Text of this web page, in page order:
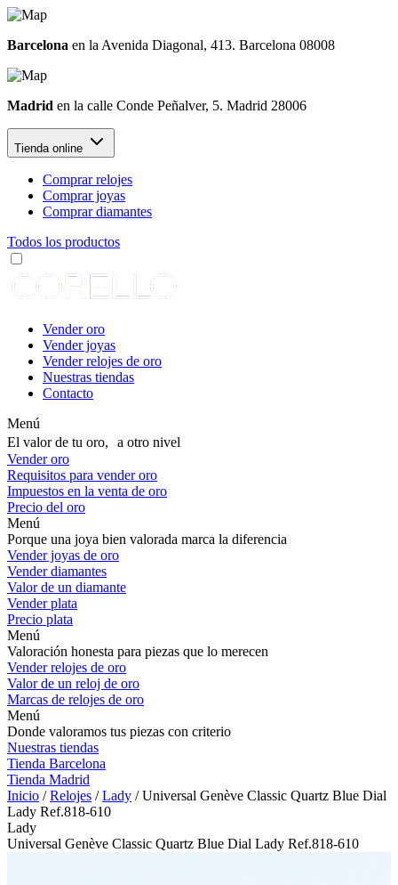
Barcelona en la Avenida Diagonal, 413. Barcelona 08008
Madrid en la calle Conde Peñalver, 5. Madrid 28006
Tienda online
Comprar relojes
Comprar joyas
Comprar diamantes
Todos los productos
Vender oro
Vender joyas
Vender relojes de oro
Nuestras tiendas
Contacto
Menú
El valor de tu oro, a otro nivel
Vender oro
Requisitos para vender oro
Impuestos en la venta de oro
Precio del oro
Menú
Porque una joya bien valorada marca la diferencia
Vender joyas de oro
Vender diamantes
Valor de un diamante
Vender plata
Precio plata
Menú
Valoración honesta para piezas que lo merecen
Vender relojes de oro
Valor de un reloj de oro
Marcas de relojes de oro
Menú
Donde valoramos tus piezas con criterio
Nuestras tiendas
Tienda Barcelona
Tienda Madrid
Inicio /Relojes /Lady / Universal Genève Classic Quartz Blue Dial
Lady Ref.818-610
Lady
Universal Genève Classic Quartz Blue Dial Lady Ref.818-610